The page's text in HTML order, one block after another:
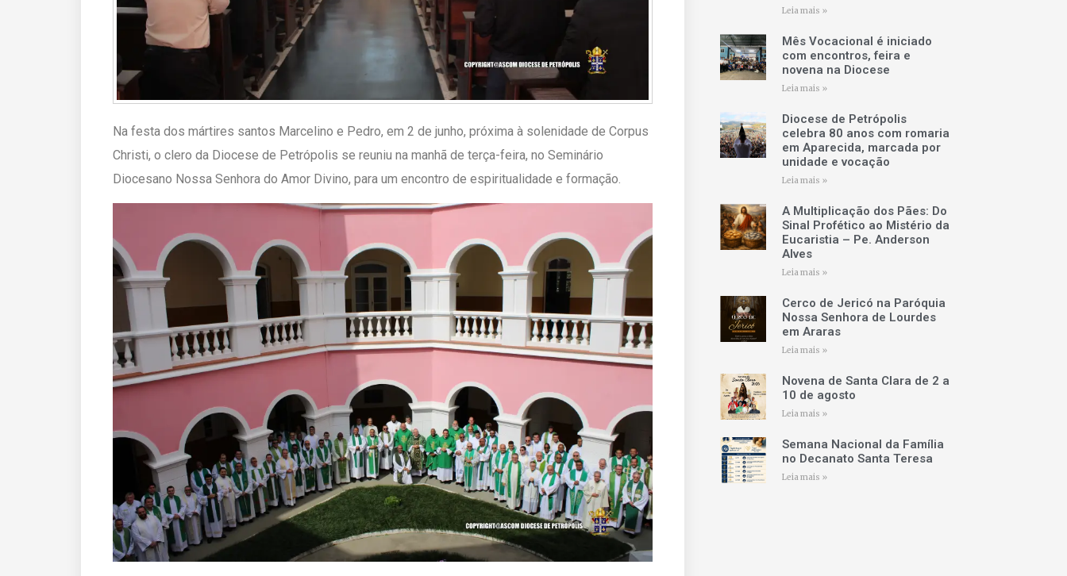
Na festa dos mártires santos Marcelino e Pedro, em 2 de junho, próxima à solenidade de Corpus
Christi, o clero da Diocese de Petrópolis se reuniu na manhã de terça-feira, no Seminário
Diocesano Nossa Senhora do Amor Divino, para um encontro de espiritualidade e formação.
Leia mais »
Mês Vocacional é iniciado
com encontros, feira e
novena na Diocese
Leia mais »
Diocese de Petrópolis
celebra 80 anos com romaria
em Aparecida, marcada por
unidade e vocação
Leia mais »
A Multiplicação dos Pães: Do
Sinal Profético ao Mistério da
Eucaristia – Pe. Anderson
Alves
Leia mais »
Cerco de Jericó na Paróquia
Nossa Senhora de Lourdes
em Araras
Leia mais »
Novena de Santa Clara de 2 a
10 de agosto
Leia mais »
Semana Nacional da Família
no Decanato Santa Teresa
Leia mais »